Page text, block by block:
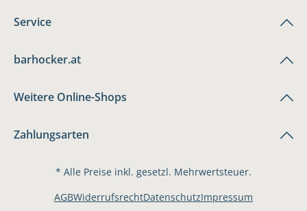
Service
barhocker.at
Weitere Online-Shops
Zahlungsarten
* Alle Preise inkl. gesetzl. Mehrwertsteuer.
AGBWiderrufsrechtDatenschutzImpressum